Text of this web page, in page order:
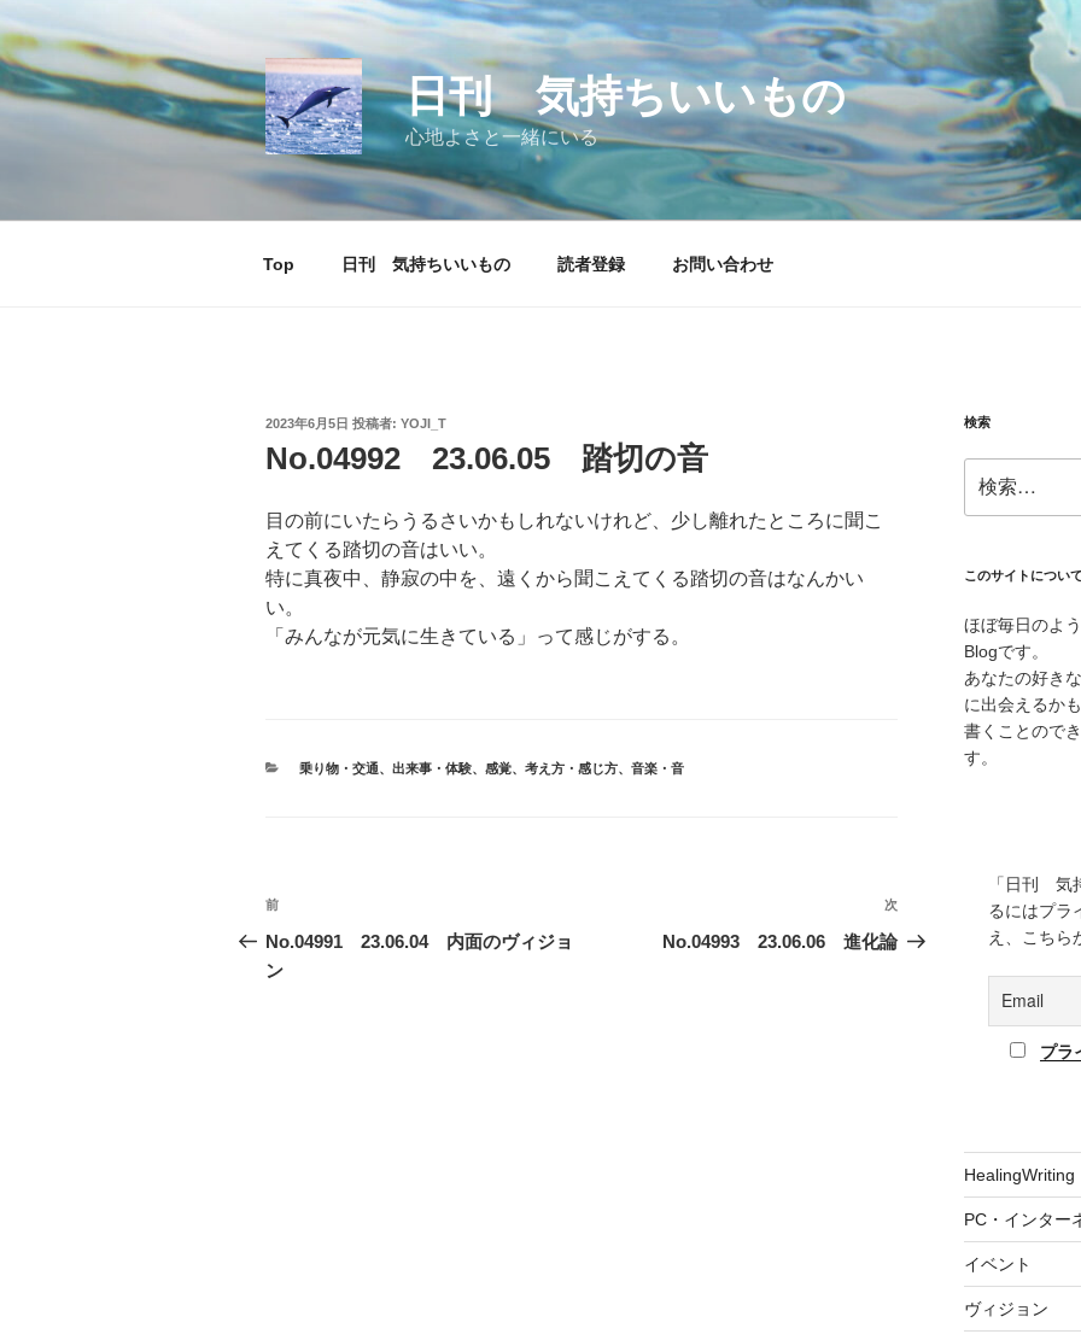
ン
テ
ン
キ
日刊 気持ちいいもの
心地よさと一緒にいる
Top 日刊 気持ちいいもの 読者登録 お問い合わせ
投
日:
2023年6月5日 投稿者: YOJI_T
No.04992 23.06.05 踏切の音
目の前にいたらうるさいかもしれないけれど、少し離れたところに聞こ
えてくる踏切の音はいい。
特に真夜中、静寂の中を、遠くから聞こえてくる踏切の音はなんかい
い。
「みんなが元気に生きている」って感じがする。
カ
乗り物・交通、 出来事・体験、 感覚、 考え方・感じ方、 音楽・音
投
稿
ナ
前
の
投
前
No.04991 23.06.04 内面のヴィジョ
ン
次
の
次
No.04993 23.06.06 進化論
検索
索:
このサイトについ
ほぼ毎日のよ
Blogです。
あなたの好き
に出会えるか
書くことので
す。
「日刊 気
るにはプラ
え、こちら
プラ
HealingWriting
PC・インター
イベント
ヴィジョン